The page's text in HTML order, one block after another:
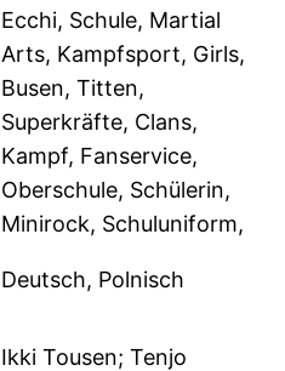
Ecchi, Schule, Martial
Arts, Kampfsport, Girls,
Busen, Titten,
Superkräfte, Clans,
Kampf, Fanservice,
Oberschule, Schülerin,
Minirock, Schuluniform,
Deutsch, Polnisch
Ikki Tousen; Tenjo